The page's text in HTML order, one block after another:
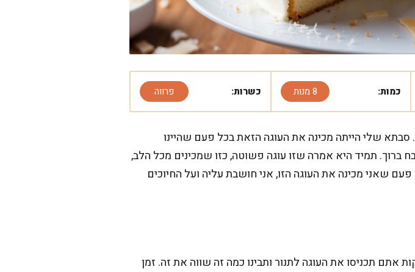
כמות: 8 מנות כשרות: פרווה
סבתא שלי הייתה מכינה את העוגה הזאת בכל פעם שהיינו
תמיד היא אמרה שזו עוגה פשוטה, כזו שמכינים מכל הלב,
שאני מכינה את העוגה הזו, אני חושבת עליה ועל החיוכים
הזה דורש קצת יותר תשומת לב בהתחלה, אבל תוך 15 דקות אתם תכניסו את העוגה לתנור ותבינו כמה זה שווה את זה. זמן